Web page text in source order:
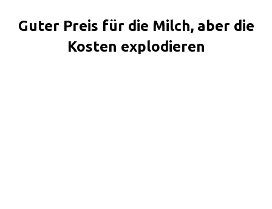
Guter Preis für die Milch, aber die
Kosten explodieren